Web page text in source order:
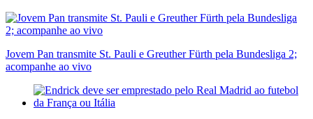
Jovem Pan transmite St. Pauli e Greuther Fürth pela Bundesliga 2;
acompanhe ao vivo